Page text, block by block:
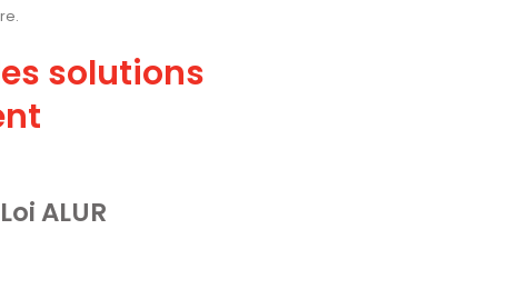
solutions
ALUR